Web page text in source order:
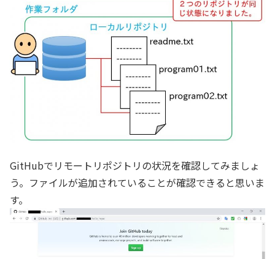
GitHubでリモートリポジトリの状況を確認してみましょ
う。ファイルが追加されていることが確認できると思いま
す。